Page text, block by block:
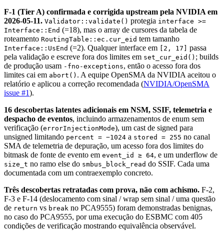
F-1 (Tier A) confirmada e corrigida upstream pela NVIDIA em
2026-05-11. Validator::validate() protegia interface >=
Interface::End (=18), mas o array de cursores da tabela de
roteamento RoutingTable::ec.cur_eid tem tamanho
Interface::UsEnd (=2). Qualquer interface em [2, 17]
passa
pela validação e escreve fora dos limites em set_cur_eid() ; builds
de produção usam -fno-exceptions, então o acesso fora dos
limites cai em abort() . A equipe OpenSMA da NVIDIA aceitou o
relatório e aplicou a correção recomendada (NVIDIA/OpenSMA
issue #1).
16 descobertas latentes adicionais em NSM, SSIF, telemetria e
despacho de eventos, incluindo armazenamentos de enum sem
verificação (errorInjectionMode), um cast de signed para
unsigned limitando percent = −1024 a stored = 255 no canal
SMA de telemetria de depuração, um acesso fora dos limites do
bitmask de fonte de evento em event_id ≥ 64, e um underflow de
size_t no ramo else do smbus_block_read do SSIF. Cada uma
documentada com um contraexemplo concreto.
Três descobertas retratadas com prova, não com achismo. F-2,
F-3 e F-14 (deslocamento com sinal / wrap sem sinal / uma questão
de return vs break no PCA9555) foram demonstradas benignas,
no caso do PCA9555, por uma execução do ESBMC com 405
condições de verificação mostrando equivalência observável.